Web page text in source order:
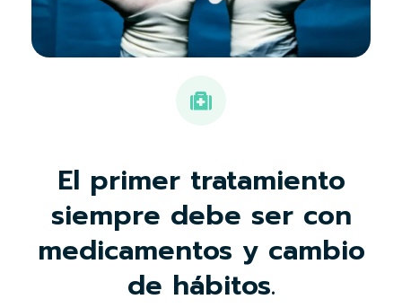
El primer tratamiento
siempre debe ser con
medicamentos y cambio
de hábitos.